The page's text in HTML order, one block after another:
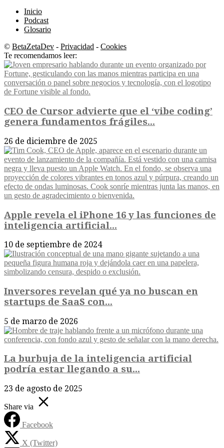
Inicio
Podcast
Glosario
© BetaZetaDev - Privacidad - Cookies
Te recomendamos leer:
CEO de Cursor advierte que el ‘vibe coding’
genera fundamentos frágiles...
26 de diciembre de 2025
Apple revela el iPhone 16 y las funciones de
inteligencia artificial...
10 de septiembre de 2024
Inversores revelan qué ya no buscan en
startups de SaaS con...
5 de marzo de 2026
La burbuja de la inteligencia artificial
podría estar llegando a su...
23 de agosto de 2025
Share via
Facebook
X (Twitter)